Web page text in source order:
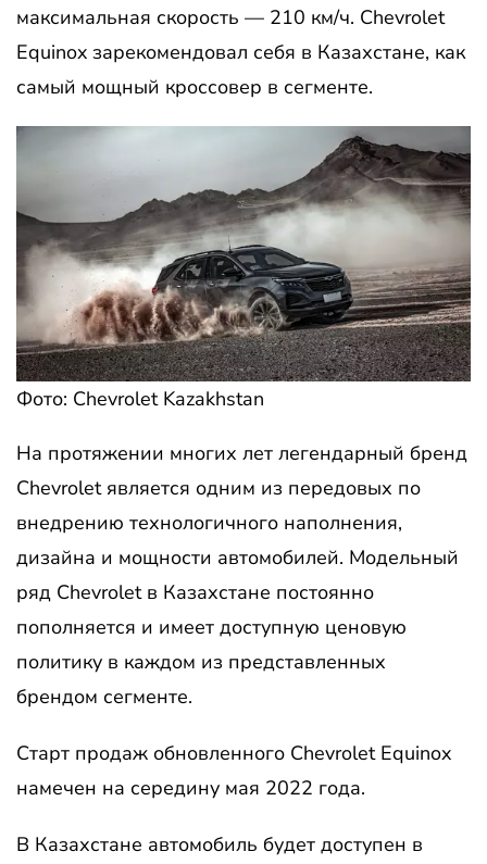
максимальная скорость — 210 км/ч. Chevrolet
Equinox зарекомендовал себя в Казахстане, как
самый мощный кроссовер в сегменте.
Фото: Chevrolet Kazakhstan
На протяжении многих лет легендарный бренд
Chevrolet является одним из передовых по
внедрению технологичного наполнения,
дизайна и мощности автомобилей. Модельный
ряд Chevrolet в Казахстане постоянно
пополняется и имеет доступную ценовую
политику в каждом из представленных
брендом сегменте.
Старт продаж обновленного Chevrolet Equinox
намечен на середину мая 2022 года.
В Казахстане автомобиль будет доступен в